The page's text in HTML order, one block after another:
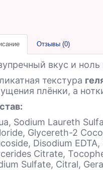
Отзывы (0)
вкус и
текстура
плёнки, а
Sodium Laureth
Glycereth-2
Disodium
Citrate,
Sulfate, Citral,